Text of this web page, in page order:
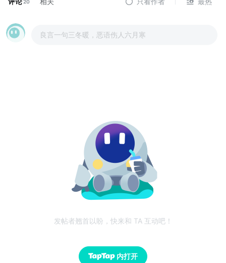
20
良言一句三冬暖，恶语伤人六月寒
发帖者翘首以盼，快来和 TA 互动吧！
内打开